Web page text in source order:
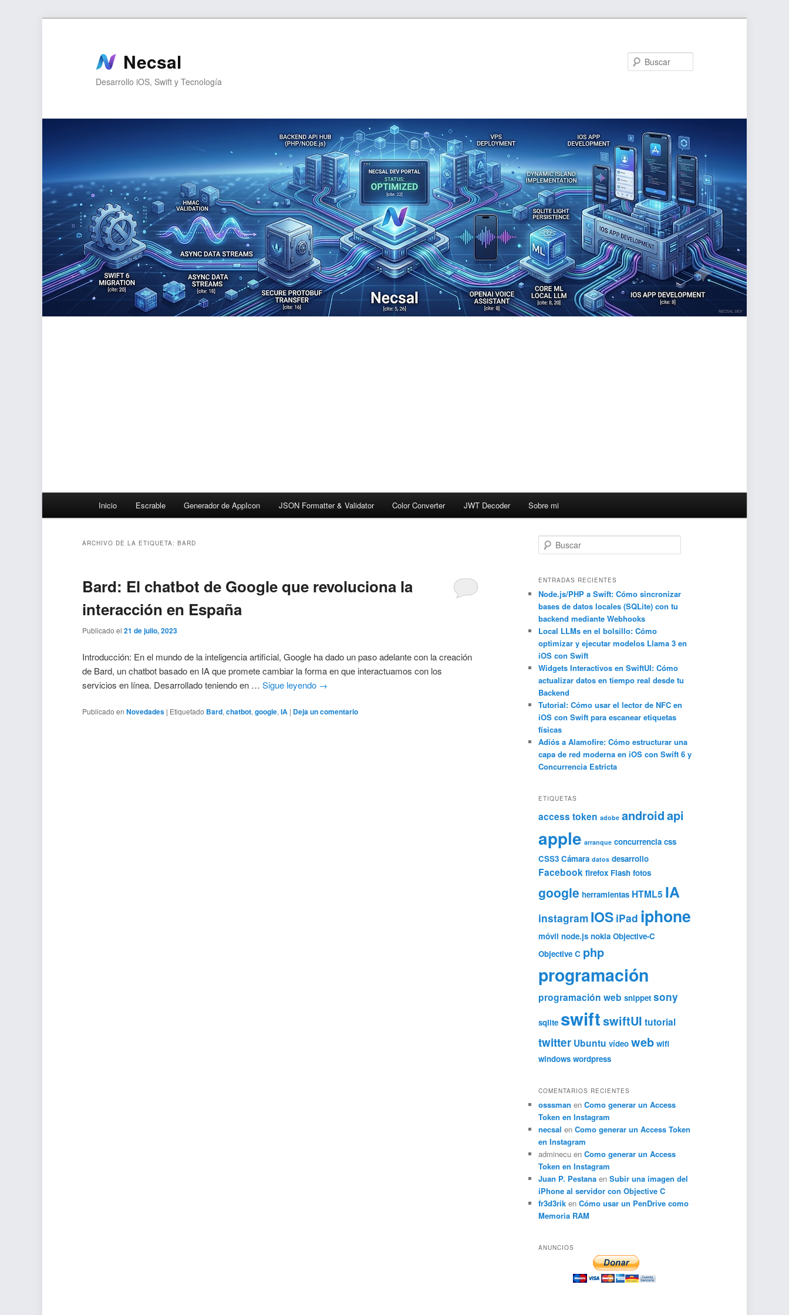
Necsal
Desarrollo iOS, Swift y Tecnología
Inicio Escrable Generador de AppIcon JSON Formatter & Validator Color Converter JWT Decoder Sobre mi
ARCHIVO DE LA ETIQUETA:BARD
Bard: El chatbot de Google que revoluciona la
interacción en España
Publicado el21 de julio, 2023
Introducción: En el mundo de la inteligencia artificial, Google ha dado un paso adelante con la creación
de Bard, un chatbot basado en IA que promete cambiar la forma en que interactuamos con los
servicios en línea. Desarrollado teniendo en …Sigue leyendo →
Publicado en Novedades | Etiquetado Bard,chatbot,google,IA | Deja un comentario
u
c
a
r
ENTRADAS RECIENTES
Node.js/PHP a Swift: Cómo sincronizar
bases de datos locales (SQLite) con tu
backend mediante Webhooks
Local LLMs en el bolsillo: Cómo
optimizar y ejecutar modelos Llama 3 en
iOS con Swift
Widgets Interactivos en SwiftUI: Cómo
actualizar datos en tiempo real desde tu
Backend
Tutorial: Cómo usar el lector de NFC en
iOS con Swift para escanear etiquetas
físicas
Adiós a Alamofire: Cómo estructurar una
capa de red moderna en iOS con Swift 6 y
Concurrencia Estricta
ETIQUETAS
access token adobe androidapi
apple arranque concurrencia css
CSS3 Cámara datos desarrollo
Facebook firefox Flash fotos
google herramientas HTML5 IA
instagram IOS iPad iphone
móvil node.js nokia Objective-C
Objective C php
programación
programación web snippet sony
sqlite swiftswiftUI tutorial
twitter Ubuntu vídeo web wifi
windows wordpress
COMENTARIOS RECIENTES
osssman en Como generar un Access
Token en Instagram
necsal en Como generar un Access Token
en Instagram
adminecuen Como generar un Access
Token en Instagram
Juan P. Pestanaen Subir una imagen del
iPhone al servidor con Objective C
fr3d3riken Cómo usar un PenDrive como
Memoria RAM
ANUNCIOS